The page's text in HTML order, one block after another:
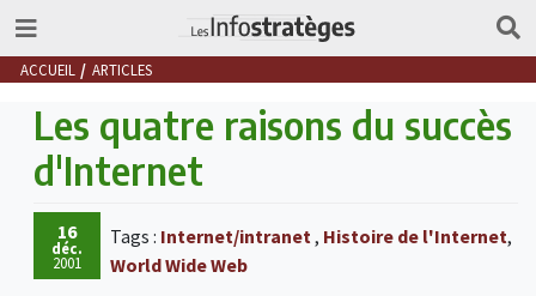
ACCUEIL ARTICLES
Les quatre raisons du succès
d'Internet
16
déc.
2001
Tags : Internet/intranet, Histoire de l'Internet,
World Wide Web